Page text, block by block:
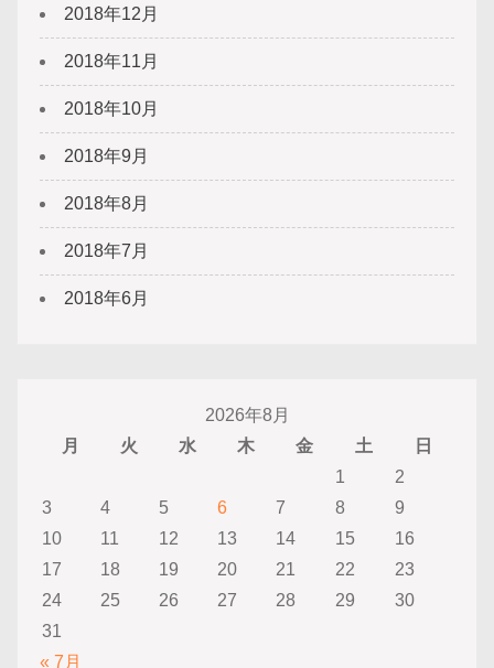
2018年12月
2018年11月
2018年10月
2018年9月
2018年8月
2018年7月
2018年6月
2026年8月
月
火 水 木 金 土
日
1
2
3
4 5 6 7 8
9
10
11 12 13 14 15
16
17
18 19 20 21 22
23
24
25 26 27 28 29
30
31
« 7月